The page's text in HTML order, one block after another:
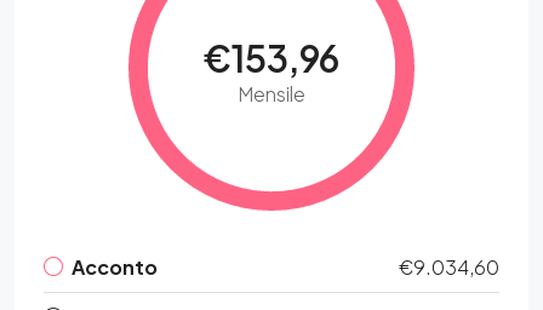
€153,96
Mensile
Acconto
€9.034,60